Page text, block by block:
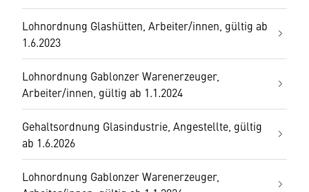
Lohnordnung Glashütten, Arbeiter/innen, gültig ab
1.6.2023
Lohnordnung Gablonzer Warenerzeuger,
Arbeiter/innen, gültig ab 1.1.2024
Gehaltsordnung Glasindustrie, Angestellte, gültig
ab 1.6.2026
Lohnordnung Gablonzer Warenerzeuger,